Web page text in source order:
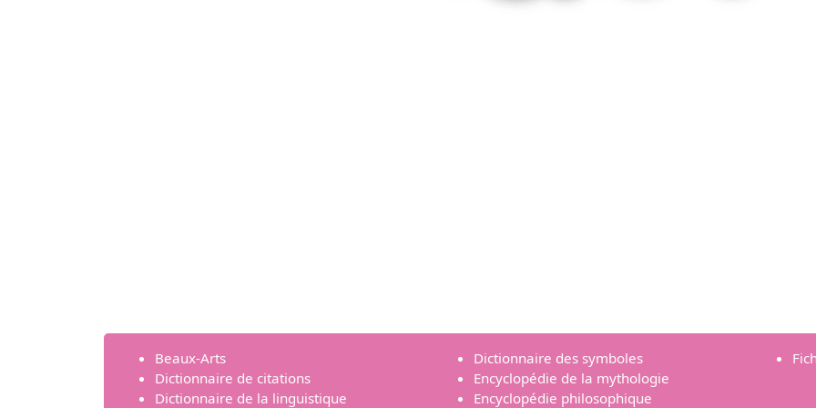
Beaux-Arts
Dictionnaire de citations
Dictionnaire de la linguistique
Dictionnaire des symboles
Encyclopédie de la mythologie
Encyclopédie philosophique